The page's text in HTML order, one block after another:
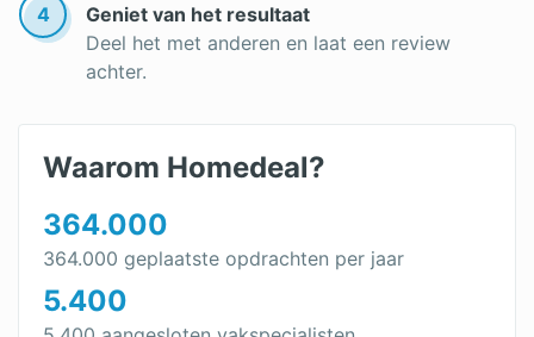
4
Geniet van het resultaat
Deel het met anderen en laat een review
achter.
Waarom Homedeal?
364.000
364.000 geplaatste opdrachten per jaar
5.400